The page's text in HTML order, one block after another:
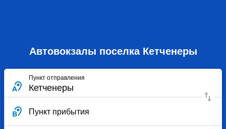
Автовокзалы поселка Кетченеры
Пункт отправления
Пункт прибытия